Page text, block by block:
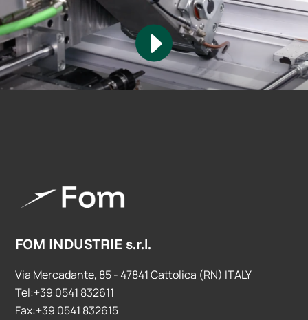
FOM INDUSTRIE s.r.l.
Via Mercadante, 85 - 47841 Cattolica (RN) ITALY
Tel:+39 0541 832611
Fax:+39 0541 832615